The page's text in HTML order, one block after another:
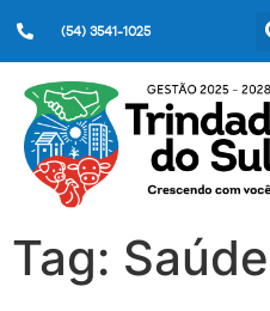
(54) 3541-1025
Tag: Saúde